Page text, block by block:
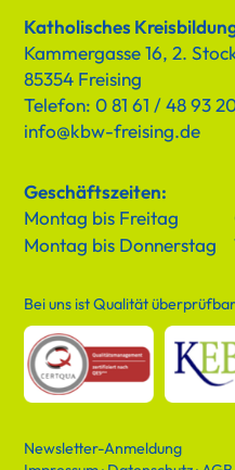
Katholisches
Kammergasse 16, 2.
85354 Freising
Telefon: 0 81 61 / 48 93
info@kbw-freising.de
Geschäftszeiten:
Montag bis Freitag
Montag bis Donnerstag
Bei uns ist Qualität
Newsletter-Anmeldung